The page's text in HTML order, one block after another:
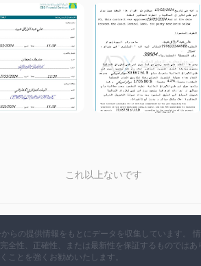
トのために、メールでのカスタマーサポート
的な教育リソースを提供しています：
察を提供します。
ービスにおいて利点と欠点の両方を持って
これ以上ないです
らの提供情報をもとにデータを収集しています。
全性、正確性、または最新性を保証するものでは
ことを強くお勧めいたします。